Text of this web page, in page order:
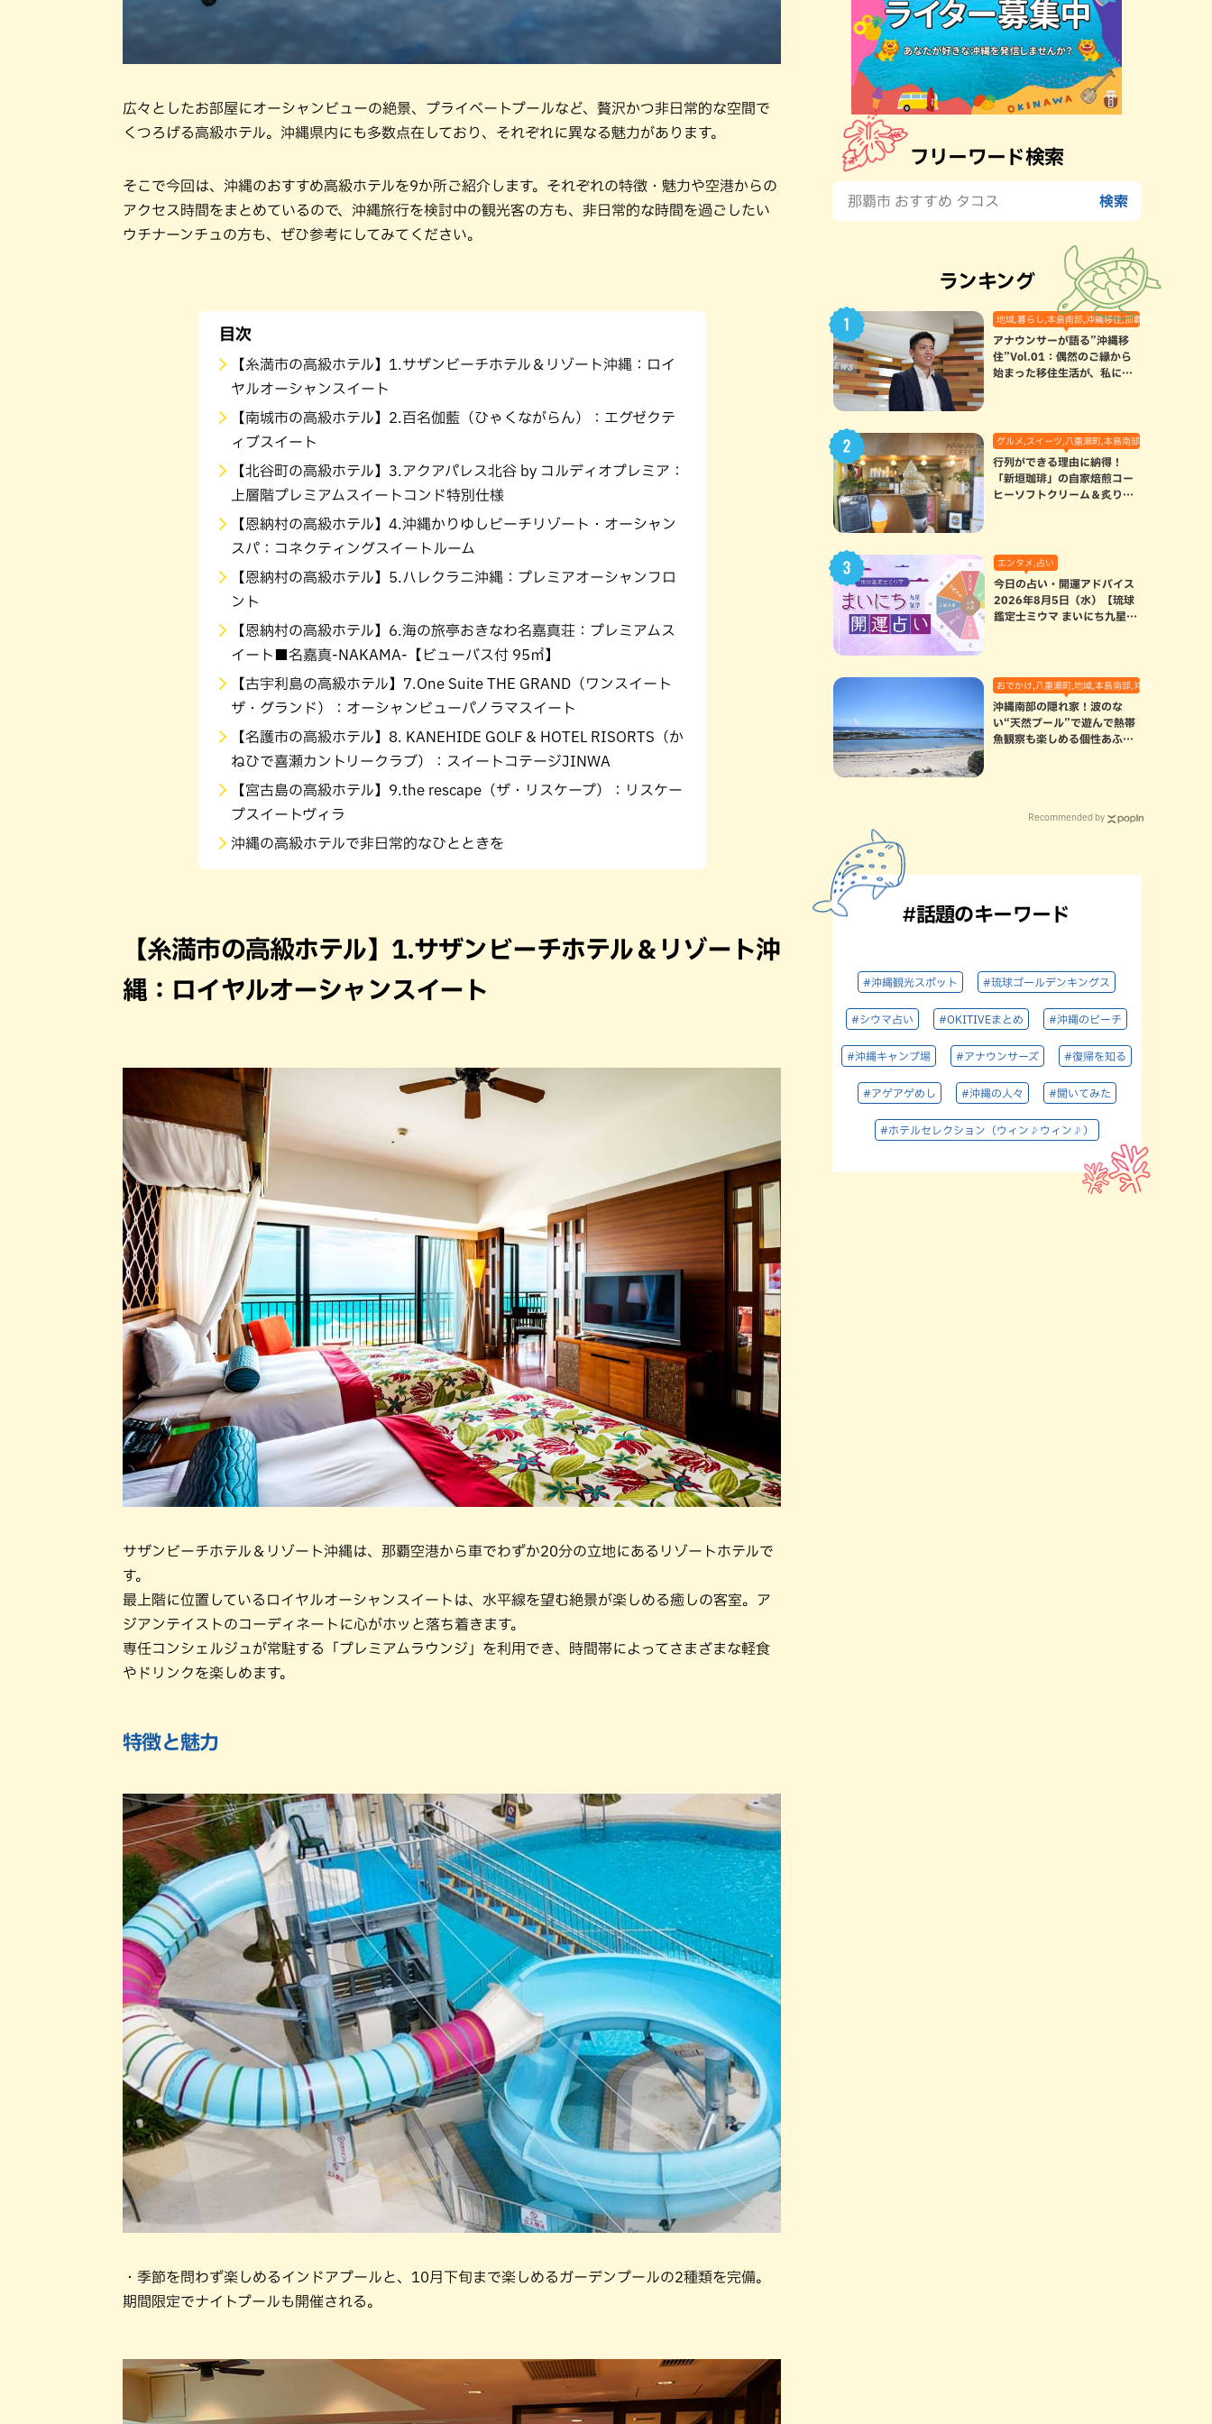
広々としたお部屋にオーシャンビューの絶景、プライベートプールなど、贅沢かつ非日常的な空間で
くつろげる高級ホテル。沖縄県内にも多数点在しており、それぞれに異なる魅力があります。
そこで今回は、沖縄のおすすめ高級ホテルを9か所ご紹介します。それぞれの特徴・魅力や空港からの
アクセス時間をまとめているので、沖縄旅行を検討中の観光客の方も、非日常的な時間を過ごしたい
ウチナーンチュの方も、ぜひ参考にしてみてください。
目次
【糸満市の高級ホテル】1.サザンビーチホテル＆リゾート沖縄：ロイ
ヤルオーシャンスイート
【南城市の高級ホテル】2.百名伽藍（ひゃくながらん）：エグゼクテ
ィブスイート
【北谷町の高級ホテル】3.アクアパレス北谷 by コルディオプレミア：
上層階プレミアムスイートコンド特別仕様
【恩納村の高級ホテル】4.沖縄かりゆしビーチリゾート・オーシャン
スパ：コネクティングスイートルーム
【恩納村の高級ホテル】5.ハレクラニ沖縄：プレミアオーシャンフロ
ント
【恩納村の高級ホテル】6.海の旅亭おきなわ名嘉真荘：プレミアムス
イート■名嘉真-NAKAMA-【ビューバス付 95㎡】
【古宇利島の高級ホテル】7.One Suite THE GRAND（ワンスイート
ザ・グランド）：オーシャンビューパノラマスイート
【名護市の高級ホテル】8. KANEHIDE GOLF & HOTEL RISORTS（か
ねひで喜瀬カントリークラブ）：スイートコテージJINWA
【宮古島の高級ホテル】9.the rescape（ザ・リスケープ）：リスケー
プスイートヴィラ
沖縄の高級ホテルで非日常的なひとときを
【糸満市の高級ホテル】1.サザンビーチホテル＆リゾート沖
縄：ロイヤルオーシャンスイート
サザンビーチホテル＆リゾート沖縄は、那覇空港から車でわずか20分の立地にあるリゾートホテルで
す。
最上階に位置しているロイヤルオーシャンスイートは、水平線を望む絶景が楽しめる癒しの客室。ア
ジアンテイストのコーディネートに心がホッと落ち着きます。
専任コンシェルジュが常駐する「プレミアムラウンジ」を利用でき、時間帯によってさまざまな軽食
やドリンクを楽しめます。
特徴と魅力
・季節を問わず楽しめるインドアプールと、10月下旬まで楽しめるガーデンプールの2種類を完備。
期間限定でナイトプールも開催される。
フリーワード検索
ランキング
地域,暮らし,本島南部,沖縄移住,那覇市
アナウンサーが語る”沖縄移
住”Vol.01：偶然のご縁から
始まった移住生活が、私にと
グルメ,スイーツ,八重瀬町,本島南部
行列ができる理由に納得！
「新垣珈琲」の自家焙煎コー
ヒーソフトクリーム＆炙りマ
エンタメ,占い
今日の占い・開運アドバイス
2026年8月5日（水）【琉球
鑑定士ミウマ まいにち九星気
おでかけ,八重瀬町,地域,本島南部,沖縄の海,自然
沖縄南部の隠れ家！波のな
い“天然プール”で遊んで熱帯
魚観察も楽しめる個性あふれ
Recommended by
#話題のキーワード
#沖縄観光スポット #琉球ゴールデンキングス
#シウマ占い #OKITIVEまとめ #沖縄のビーチ
#沖縄キャンプ場 #アナウンサーズ #復帰を知る
#アゲアゲめし #沖縄の人々 #聞いてみた
#ホテルセレクション（ウィン♪ウィン♪）